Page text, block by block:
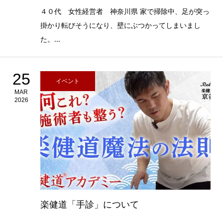
４０代 女性経営者 神奈川県 家で掃除中、足が突っ
掛かり転びそうになり、壁にぶつかってしまいまし
た。...
25
MAR
2026
イベント
楽健道「手診」について